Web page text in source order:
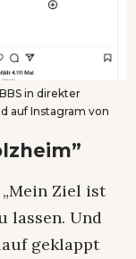
in direkter
auf Instagram von
Ziel ist
lassen. Und
geklappt